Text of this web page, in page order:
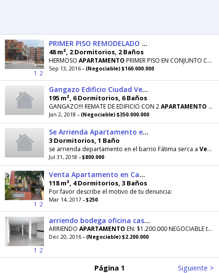
1 2
PRIMER PISO REMODELADO VENECIA
48 m², 2 Dormitorios, 2 Baños
HERMOSO APARTAMENTO PRIMER PISO EN CONJUNTO CERRADO, EXCELENTE UBICACION AL RESPALDO DEL ALKOSTO
Sep 13, 2016 - (Negociable) $160.000.000
Gangazo Edificio Ciudad Venecia
195 m², 6 Dormitorios, 6 Baños
GANGAZO!!! REMATE DE EDIFICIO CON 2APARTAMENTO
Jan 2, 2018 - (Negociable) $350.000.000
Se Arrienda Apartamento en Vencía
3 Dormitorios, 1 Baño
se arrienda departamento en el barrio Fátima serca a Venecia
Jul 31, 2018 - $800.000
1 2
Venta Apartamento en Camino Real Venecia
118 m², 4 Dormitorios, 3 Baños
Por favor describe el motivo de tu denuncia:
Mar 14, 2017 - $250
1 2
arriendo bodega oficina casa apartamento en bogota venecia alqueria cerca sevillana zona industrial puente aranda centro
ARRIENDO APARTAMENTO EN: $1.200.000 NEGOCIABLE tercer piso con cocina integral 4 alcobas 3 baños
Dec 20, 2016 - (Negociable) $2.200.000
Página 1 Siguiente >